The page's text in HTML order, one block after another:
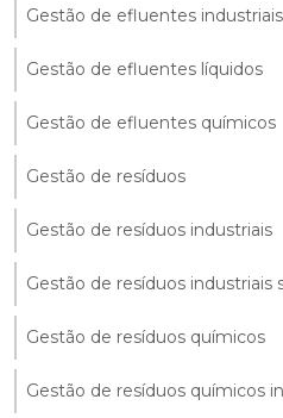
Gestão de efluentes industriais
Gestão de efluentes líquidos
Gestão de efluentes químicos
Gestão de resíduos
Gestão de resíduos industriais
Gestão de resíduos industriais
Gestão de resíduos químicos
Gestão de resíduos químicos